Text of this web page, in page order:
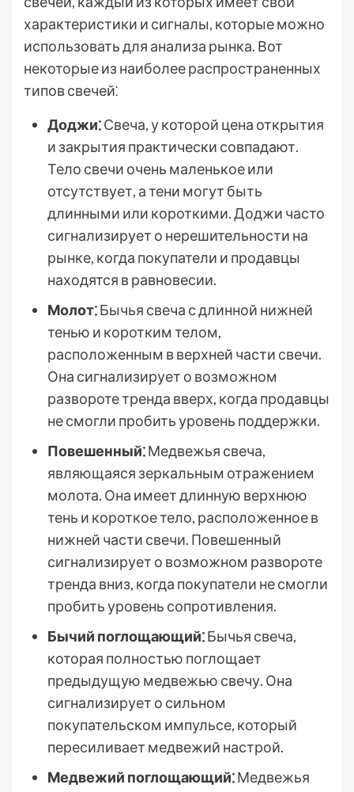
характеристики и сигналы, которые можно
использовать для анализа рынка. Вот
некоторые из наиболее распространенных
типов свечей⁚
Доджи⁚Свеча, у которой цена открытия
и закрытия практически совпадают.
Тело свечи очень маленькое или
отсутствует, а тени могут быть
длинными или короткими. Доджи часто
сигнализирует о нерешительности на
рынке, когда покупатели и продавцы
находятся в равновесии.
Молот⁚Бычья свеча с длинной нижней
тенью и коротким телом,
расположенным в верхней части свечи.
Она сигнализирует о возможном
развороте тренда вверх, когда продавцы
не смогли пробить уровень поддержки.
Повешенный⁚Медвежья свеча,
являющаяся зеркальным отражением
молота. Она имеет длинную верхнюю
тень и короткое тело, расположенное в
нижней части свечи. Повешенный
сигнализирует о возможном развороте
тренда вниз, когда покупатели не смогли
пробить уровень сопротивления.
Бычий поглощающий⁚Бычья свеча,
которая полностью поглощает
предыдущую медвежью свечу. Она
сигнализирует о сильном
покупательском импульсе, который
пересиливает медвежий настрой.
Медвежий поглощающий⁚Медвежья